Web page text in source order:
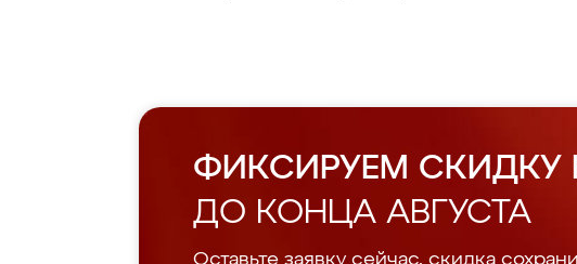
ФИКСИРУЕМ СКИДКУ
ДО КОНЦА АВГУСТА
Оставьте заявку сейчас, скидка